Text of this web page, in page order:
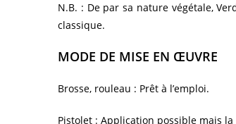
N.B. : De par sa nature végétale,
classique.
MODE DE MISE EN ŒUVRE
Brosse, rouleau : Prêt à l’emploi.
Pistolet : Application possible mais